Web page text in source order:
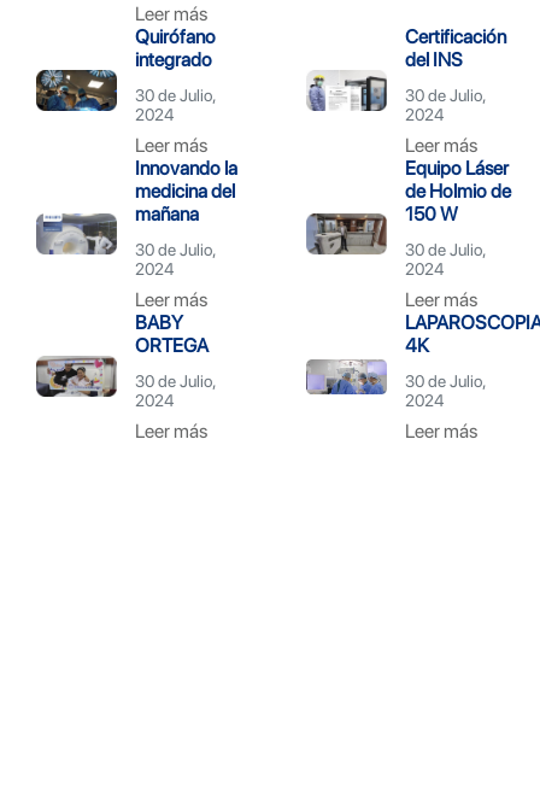
Leer más
Quirófano
integrado
30 de Julio,
2024
Leer más
Certificación
del INS
30 de Julio,
2024
Leer más
Innovando la
medicina del
mañana
30 de Julio,
2024
Leer más
Equipo Láser
de Holmio de
150 W
30 de Julio,
2024
Leer más
BABY
ORTEGA
30 de Julio,
2024
Leer más
4K
30 de Julio,
2024
Leer más